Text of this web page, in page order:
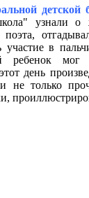
детской
узнали
поэта,
участие в
ребенок мог
день
не только